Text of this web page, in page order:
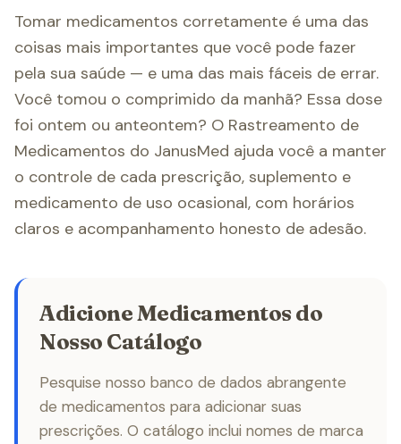
Tomar medicamentos corretamente é uma das
coisas mais importantes que você pode fazer
pela sua saúde — e uma das mais fáceis de errar.
Você tomou o comprimido da manhã? Essa dose
foi ontem ou anteontem? O Rastreamento de
Medicamentos do JanusMed ajuda você a manter
o controle de cada prescrição, suplemento e
medicamento de uso ocasional, com horários
claros e acompanhamento honesto de adesão.
Adicione Medicamentos do
Nosso Catálogo
Pesquise nosso banco de dados abrangente
de medicamentos para adicionar suas
prescrições. O catálogo inclui nomes de marca